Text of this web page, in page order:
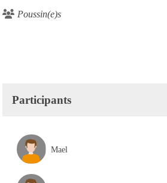
Poussin(e)s
Participants
Mael